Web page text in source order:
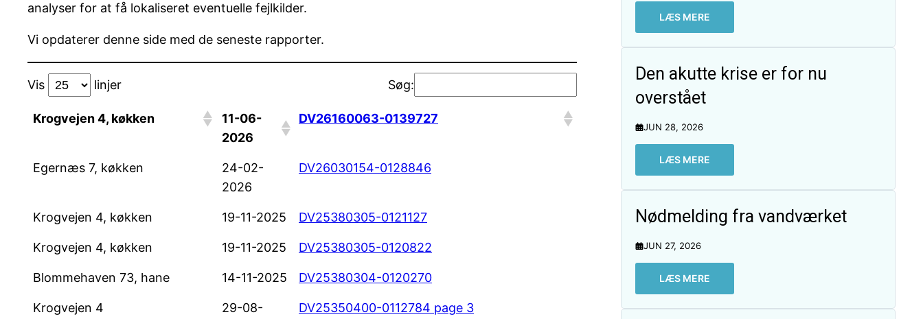
analyser for at få lokaliseret eventuelle fejlkilder.
Vi opdaterer denne side med de seneste rapporter.
Vis linjer Søg:
Krogvejen 4, køkken
11-06-
2026
DV26160063-0139727
Egernæs 7, køkken
24-02-
2026
DV26030154-0128846
Krogvejen 4, køkken 19-11-2025 DV25380305-0121127
Krogvejen 4, køkken 19-11-2025 DV25380305-0120822
Blommehaven 73, hane 14-11-2025 DV25380304-0120270
Krogvejen 4
29-08-
DV25350400-0112784 page 3
LÆS MERE
Den akutte krise er for nu
overstået
JUN 28, 2026
LÆS MERE
Nødmelding fra vandværket
JUN 27, 2026
LÆS MERE